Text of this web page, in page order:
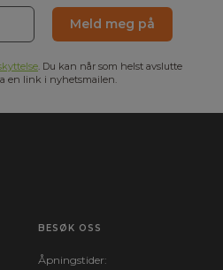
Meld meg på
. Du kan når som helst avslutte
en link i nyhetsmailen.
BESØK OSS
Åpningstider: